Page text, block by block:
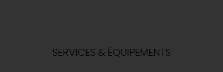
SERVICES & ÉQUIPEMENTS